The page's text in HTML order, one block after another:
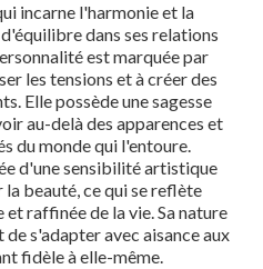
incarne l'harmonie et la
dans ses relations
est marquée par
les tensions et à créer des
Elle possède une sagesse
au-delà des apparences et
du monde qui l'entoure.
d'une sensibilité artistique
beauté, ce qui se reflète
raffinée de la vie. Sa nature
s'adapter avec aisance aux
fidèle à elle-même.